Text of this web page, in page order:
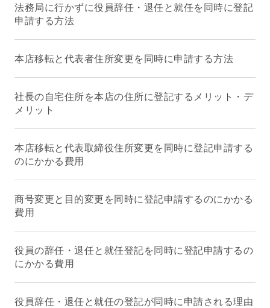
法務局に行かずに役員辞任・退任と就任を同時に登記
申請する方法
本店移転と代表者住所変更を同時に申請する方法
社長の自宅住所を本店の住所に登記するメリット・デ
メリット
本店移転と代表取締役住所変更を同時に登記申請する
のにかかる費用
商号変更と目的変更を同時に登記申請するのにかかる
費用
役員の辞任・退任と就任登記を同時に登記申請するの
にかかる費用
役員辞任・退任と就任の登記が同時に申請される理由